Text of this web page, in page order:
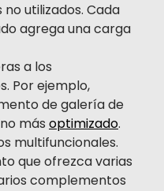
utilizados. Cada
agrega una carga
a los
Por ejemplo,
de galería de
más optimizado.
multifuncionales.
que ofrezca varias
complementos